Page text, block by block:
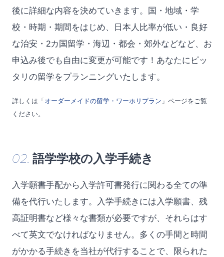
後に詳細な内容を決めていきます。国・地域・学
校・時期・期間をはじめ、日本人比率が低い・良好
な治安・2カ国留学・海辺・都会・郊外などなど、お
申込み後でも自由に変更が可能です！あなたにピッ
タリの留学をプランニングいたします。
詳しくは「 オーダーメイドの留学・ワーホリプラン 」ページをご覧
ください。
02. 語学学校の入学手続き
入学願書手配から入学許可書発行に関わる全ての準
備を代行いたします。入学手続きには入学願書、残
高証明書など様々な書類が必要ですが、それらはす
べて英文でなければなりません。多くの手間と時間
がかかる手続きを当社が代行することで、限られた